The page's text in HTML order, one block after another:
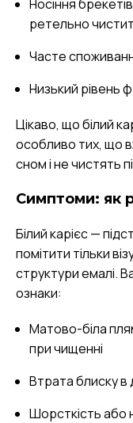
Носіння
ретельно
Часте
Низький рівень
Цікаво, що білий
особливо тих, що
сном і не чистять
Симптоми: як
Білий карієс —
помітити тільки
структури емалі.
ознаки:
Матово-біла
при чищенні
Втрата блиску в
Шорсткість або